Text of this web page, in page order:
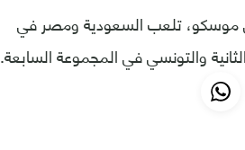
ينطلق في 14 حزيران/يونيو في موسكو، تلعب السعودية ومصر في
والتونسي في المجموعة السابعة.